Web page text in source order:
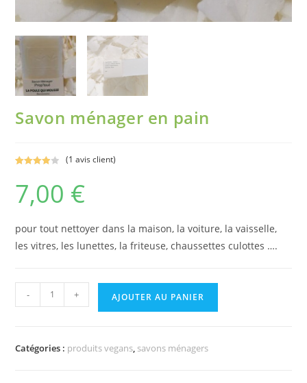
Savon ménager en pain
sur 5
basé
notation
(1 avis client)
7,00 €
pour tout nettoyer dans la maison, la voiture, la vaisselle,
les vitres, les lunettes, la friteuse, chaussettes culottes ….
- + AJOUTER AU PANIER
Catégories : produits vegans, savons ménagers